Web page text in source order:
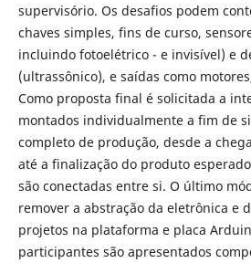
supervisório. Os desafios podem
chaves simples, fins de curso,
incluindo fotoelétrico - e invisível) e
(ultrassônico), e saídas como
Como proposta final é solicitada a
montados individualmente a fim de
completo de produção, desde a
até a finalização do produto
são conectadas entre si. O último
remover a abstração da eletrônica e
projetos na plataforma e placa
participantes são apresentados